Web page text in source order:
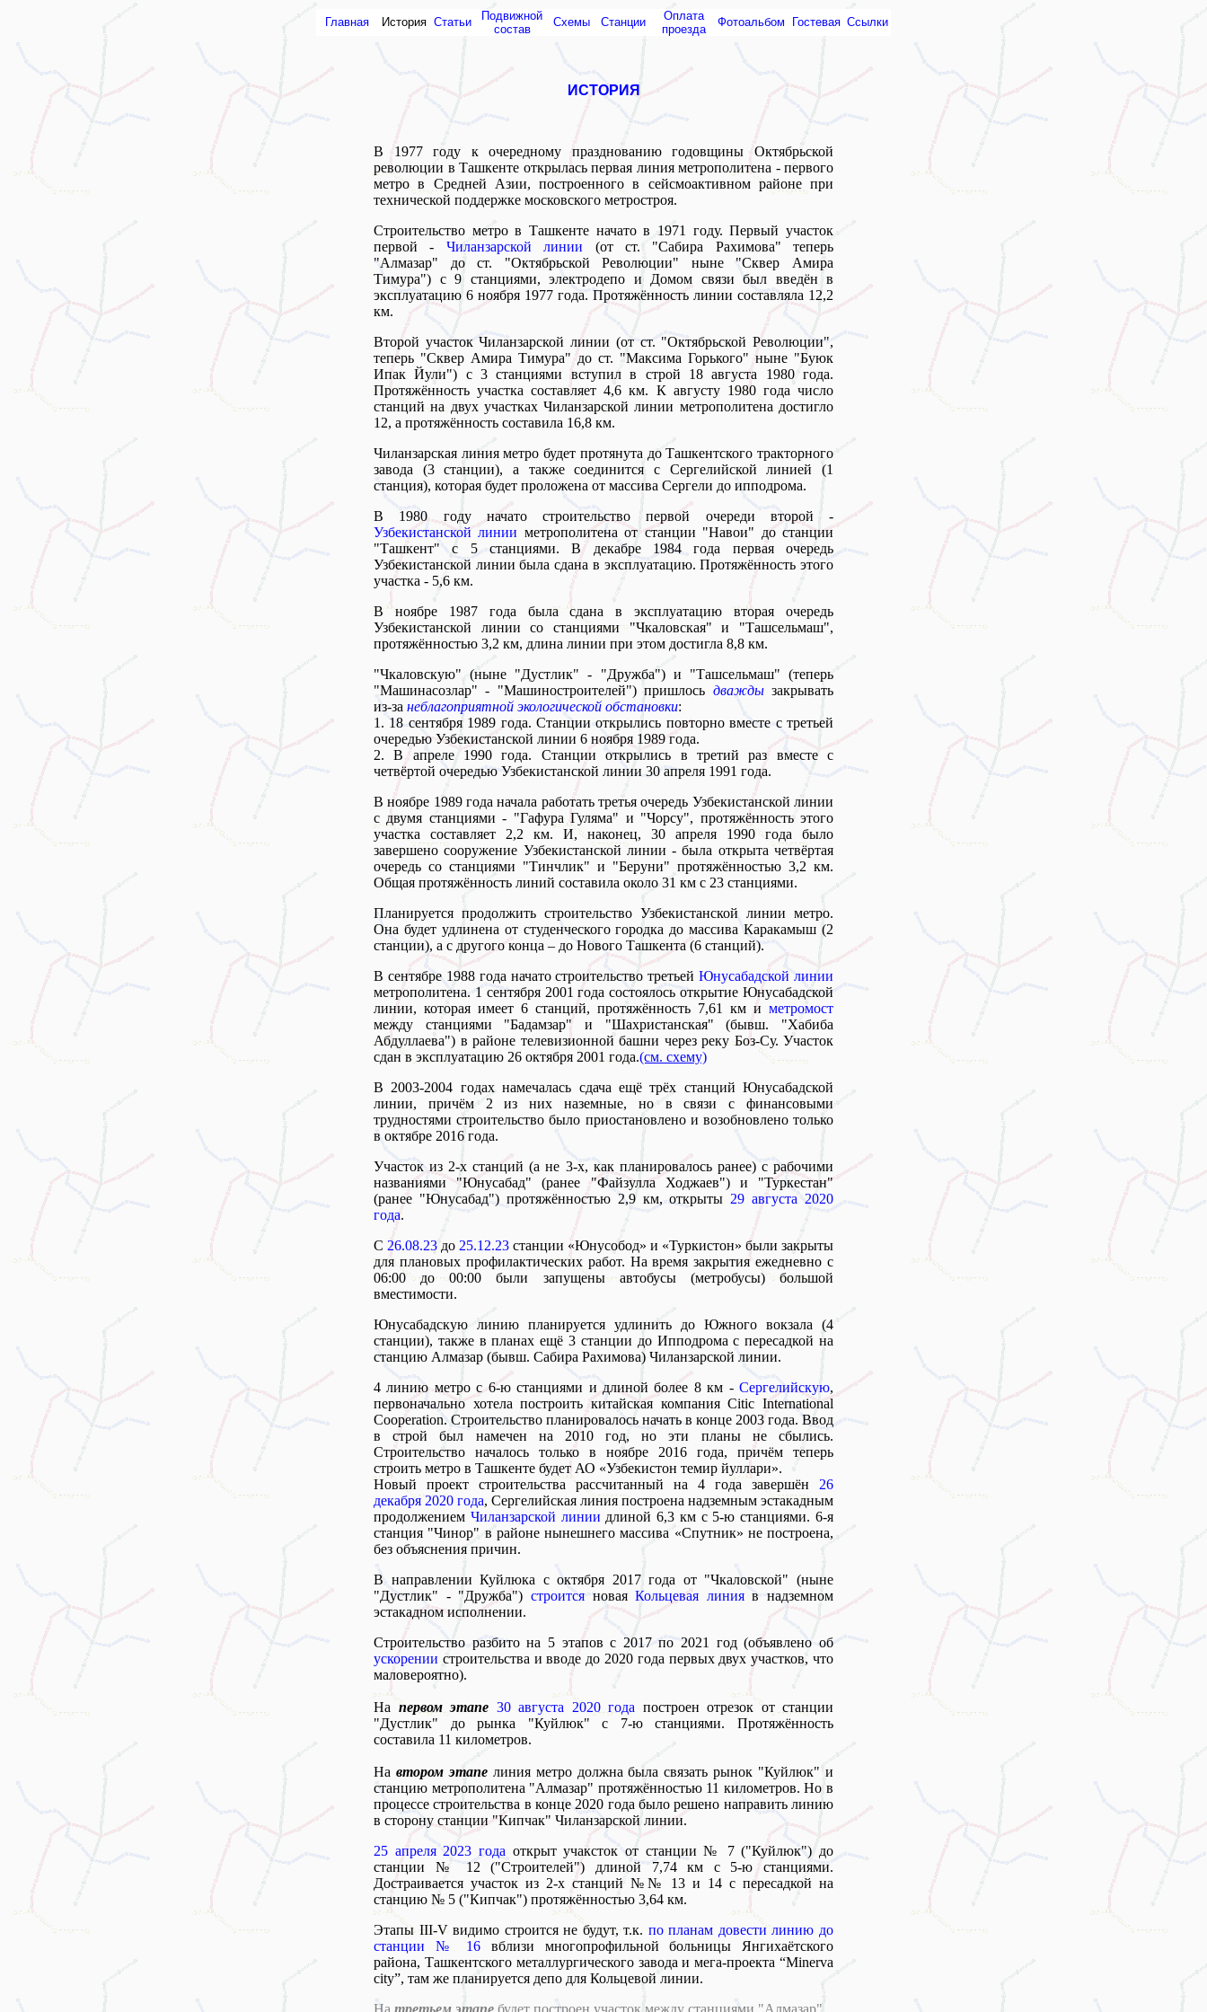
Главная История Статьи
Подвижной
состав
Схемы Cтанции
Оплата
проезда
Фотоальбом Гостевая Ссылки
ИСТОРИЯ
В 1977 году к очередному празднованию годовщины Октябрьской
революции в Ташкенте открылась первая линия метрополитена - первого
метро в Средней Азии, построенного в сейсмоактивном районе при
технической поддержке московского метростроя.
Строительство метро в Ташкенте начато в 1971 году. Первый участок
первой - Чиланзарской линии (от ст. "Сабира Рахимова" теперь
"Алмазар" до ст. "Октябрьской Революции" ныне "Сквер Амира
Тимура") с 9 станциями, электродепо и Домом связи был введён в
эксплуатацию 6 ноября 1977 года. Протяжённость линии составляла 12,2
км.
Второй участок Чиланзарской линии (от ст. "Октябрьской Революции",
теперь "Cквер Амира Тимура" до ст. "Максима Горького" ныне "Буюк
Ипак Йули") с 3 станциями вступил в строй 18 августа 1980 года.
Протяжённость участка составляет 4,6 км. К августу 1980 года число
станций на двух участках Чиланзарской линии метрополитена достигло
12, а протяжённость составила 16,8 км.
Чиланзарская линия метро будет протянута до Ташкентского тракторного
завода (3 станции), а также соединится с Сергелийской линией (1
станция), которая будет проложена от массива Сергели до ипподрома.
В 1980 году начато строительство первой очереди второй -
Узбекистанской линии метрополитена от станции "Навои" до станции
"Ташкент" с 5 станциями. В декабре 1984 года первая очередь
Узбекистанской линии была сдана в эксплуатацию. Протяжённость этого
участка - 5,6 км.
В ноябре 1987 года была сдана в эксплуатацию вторая очередь
Узбекистанской линии со станциями "Чкаловская" и "Ташсельмаш",
протяжённостью 3,2 км, длина линии при этом достигла 8,8 км.
"Чкаловскую" (ныне "Дустлик" - "Дружба") и "Ташсельмаш" (теперь
"Машинасозлар" - "Машиностроителей") пришлось дваждызакрывать
из-за неблагоприятной экологической обстановки:
1. 18 сентября 1989 года. Станции открылись повторно вместе с третьей
очередью Узбекистанской линии 6 ноября 1989 года.
2. В апреле 1990 года. Станции открылись в третий раз вместе с
четвёртой очередью Узбекистанской линии 30 апреля 1991 года.
В ноябре 1989 года начала работать третья очередь Узбекистанской линии
с двумя станциями - "Гафура Гуляма" и "Чорсу", протяжённость этого
участка составляет 2,2 км. И, наконец, 30 апреля 1990 года было
завершено сооружение Узбекистанской линии - была открыта четвёртая
очередь со станциями "Тинчлик" и "Беруни" протяжённостью 3,2 км.
Общая протяжённость линий составила около 31 км с 23 станциями.
Планируется продолжить строительство Узбекистанской линии метро.
Она будет удлинена от студенческого городка до массива Каракамыш (2
станции), а с другого конца – до Нового Ташкента (6 станций).
В сентябре 1988 года начато строительство третьейЮнусабадской линии
метрополитена. 1 сентября 2001 года состоялось открытие Юнусабадской
линии, которая имеет 6 станций, протяжённость 7,61 км и метромост
между станциями "Бадамзар" и "Шахристанская" (бывш. "Хабиба
Абдуллаева") в районе телевизионной башни через реку Боз-Су. Участок
сдан в эксплуатацию 26 октября 2001 года.(см. схему)
В 2003-2004 годах намечалась сдача ещё трёх станций Юнусабадской
линии, причём 2 из них наземные, но в связи с финансовыми
трудностями строительство было приостановлено и возобновлено только
в октябре 2016 года.
Участок из 2-х станций (а не 3-х, как планировалось ранее) с рабочими
названиями "Юнусабад" (ранее "Файзулла Ходжаев") и "Туркестан"
(ранее "Юнусабад") протяжённостью 2,9 км, открыты 29 августа 2020
года.
С 26.08.23 до 25.12.23 станции «Юнусобод» и «Туркистон» были закрыты
для плановых профилактических работ. На время закрытия ежедневно с
06:00 до 00:00 были запущены автобусы (метробусы) большой
вместимости.
Юнусабадскую линию планируется удлинить до Южного вокзала (4
станции), также в планах ещё 3 станции до Ипподрома с пересадкой на
станцию Алмазар (бывш. Сабира Рахимова) Чиланзарской линии.
4 линию метро с 6-ю станциями и длиной более 8 км - Сергелийскую,
первоначально хотела построить китайская компания Citic International
Cooperation. Строительство планировалось начать в конце 2003 года. Ввод
в строй был намечен на 2010 год, но эти планы не сбылись.
Строительство началось только в ноябре 2016 года, причём теперь
строить метро в Ташкенте будет АО «Узбекистон темир йуллари».
Новый проект строительства рассчитанный на 4 года завершён 26
декабря 2020 года, Сергелийская линия построена надземным эстакадным
продолжением Чиланзарской линии длиной 6,3 км с 5-ю станциями. 6-я
станция "Чинор" в районе нынешнего массива «Спутник» не построена,
без объяснения причин.
В направлении Куйлюка с октября 2017 года от "Чкаловской" (ныне
"Дустлик" - "Дружба") строитсяноваяКольцевая линияв надземном
эстакадном исполнении.
Строительство разбито на 5 этапов с 2017 по 2021 год (объявлено об
ускорении строительства и вводе до 2020 года первых двух участков, что
маловероятно).
На первом этапе 30 августа 2020 года построен отрезок от станции
"Дустлик" до рынка "Куйлюк" с 7-ю станциями. Протяжённость
составила 11 километров.
На втором этапелиния метро должна была связать рынок "Куйлюк" и
станцию метрополитена "Алмазар" протяжённостью 11 километров. Но в
процессе строительства в конце 2020 года было решено направить линию
в сторону станции "Кипчак" Чиланзарской линии.
25 апреля 2023 года открыт учаксток от станции № 7 ("Куйлюк") до
станции № 12 ("Строителей") длиной 7,74 км с 5-ю станциями.
Достраивается участок из 2-х станций №№ 13 и 14 с пересадкой на
станцию № 5 ("Кипчак") протяжённостью 3,64 км.
Этапы III-V видимо строится не будут, т.к. по планам довести линию до
станции № 16 вблизи многопрофильной больницы Янгихаётского
района, Ташкентского металлургического завода и мега-проекта “Minerva
city”, там же планируется депо для Кольцевой линии.
На третьем этапе будет построен участок между станциями "Алмазар"